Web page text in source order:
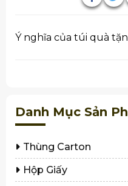
Ý nghĩa của túi quà
Danh Mục Sản
Thùng Carton
Hộp Giấy